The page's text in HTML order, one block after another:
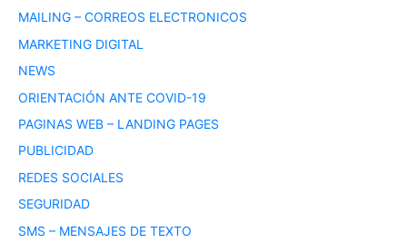
MAILING – CORREOS ELECTRONICOS
MARKETING DIGITAL
NEWS
ORIENTACIÓN ANTE COVID-19
PAGINAS WEB – LANDING PAGES
PUBLICIDAD
REDES SOCIALES
SEGURIDAD
SMS – MENSAJES DE TEXTO